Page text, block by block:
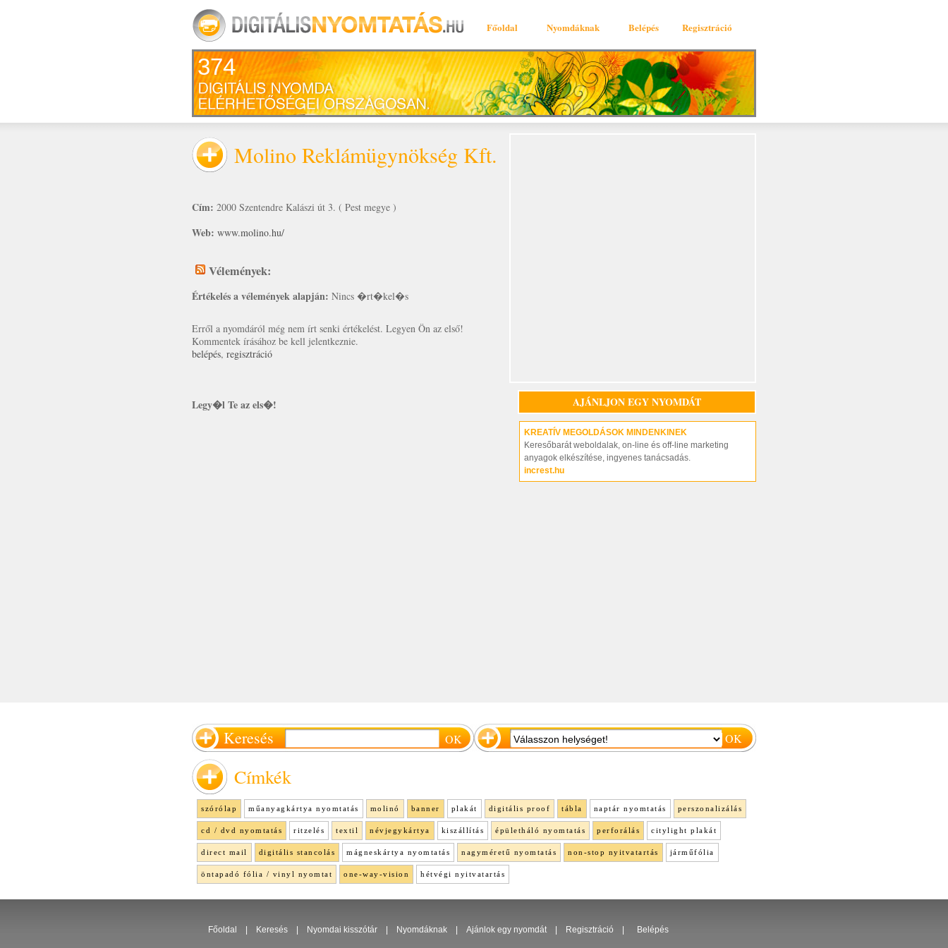
Főoldal Nyomdáknak Belépés Regisztráció
374
Molino Reklámügynökség Kft.
Cím: 2000 Szentendre Kalászi út 3. ( Pest megye )
Web: www.molino.hu/
Vélemények:
Értékelés a vélemények alapján: Nincs �rt�kel�s
Erről a nyomdáról még nem írt senki értékelést. Legyen Ön az első!
Kommentek írásához be kell jelentkeznie.
belépés, regisztráció
Legy�l Te az els�! AJÁNLJON EGY NYOMDÁT
KREATÍV MEGOLDÁSOK MINDENKINEK
Keresőbarát weboldalak, on-line és off-line marketing
anyagok elkészítése, ingyenes tanácsadás.
increst.hu
Keresés
Címkék
szórólap műanyagkártya nyomtatás molinó banner plakát digitális proof tábla naptár nyomtatás perszonalizálás
cd / dvd nyomtatás ritzelés textil névjegykártya kiszállítás épületháló nyomtatás perforálás citylight plakát
direct mail digitális stancolás mágneskártya nyomtatás nagyméretű nyomtatás non-stop nyitvatartás járműfólia
öntapadó fólia / vinyl nyomtat one-way-vision hétvégi nyitvatartás
Főoldal Keresés Nyomdai kisszótár Nyomdáknak Ajánlok egy nyomdát Regisztráció Belépés